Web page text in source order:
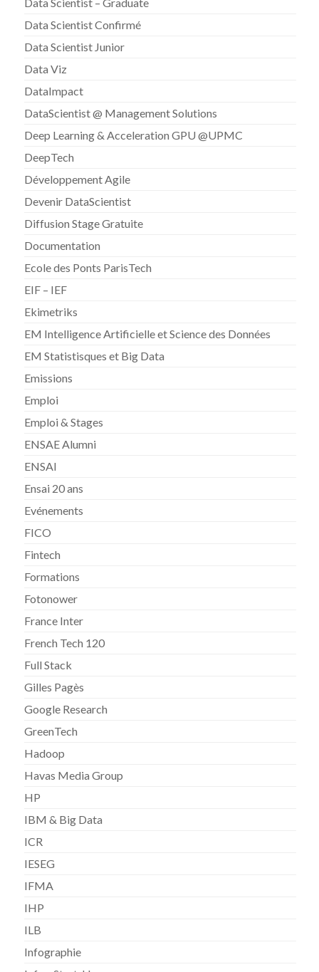
Data Scientist Confirmé
Data Scientist Junior
Data Viz
DataImpact
DataScientist @ Management Solutions
Deep Learning & Acceleration GPU @UPMC
DeepTech
Développement Agile
Devenir DataScientist
Diffusion Stage Gratuite
Documentation
Ecole des Ponts ParisTech
EIF – IEF
Ekimetriks
EM Intelligence Artificielle et Science des Données
EM Statistisques et Big Data
Emissions
Emploi
Emploi & Stages
ENSAE Alumni
ENSAI
Ensai 20 ans
Evénements
FICO
Fintech
Formations
Fotonower
France Inter
French Tech 120
Full Stack
Gilles Pagès
Google Research
GreenTech
Hadoop
Havas Media Group
HP
IBM & Big Data
ICR
IESEG
IFMA
IHP
ILB
Infographie